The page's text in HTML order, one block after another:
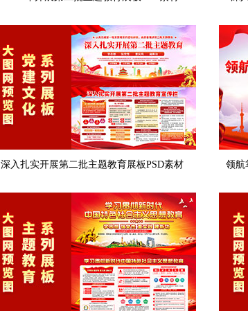
深入扎实开展第二批主题教育展板PSD素材 领航